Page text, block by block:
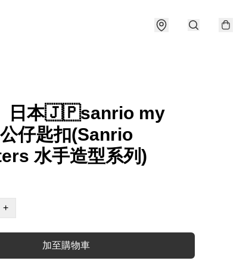
日本🇯🇵sanrio my
仔匙扣(Sanrio
水手造型系列)
+
加至購物車